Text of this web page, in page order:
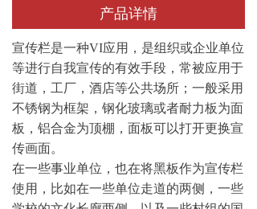
宣传栏是一种VI应用，是组织或企业单位
等进行自我宣传的有效手段，常被应用于
街道，工厂，酒店等公共场所；一般采用
不锈钢为框架，钢化玻璃或者耐力板为面
板，铝合金为顶棚，面板可以打开更换宣
传画面。
在一些事业单位，也在将黑板作为宣传栏
使用，比如在一些单位走道的两侧，一些
产品详情